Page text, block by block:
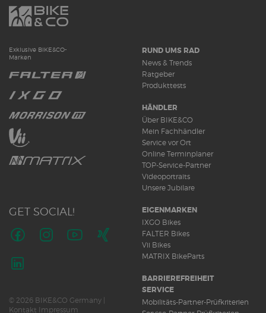
Exklusive BIKE&CO-
Marken
GET SOCIAL!
uns
auf
auf
© 2026 BIKE&CO Germany |
Kontakt Impressum
RUND UMS RAD
News & Trends
Ratgeber
Produkttests
HÄNDLER
Über BIKE&CO
Mein Fachhändler
Service vor Ort
Online Terminplaner
TOP-Service-Partner
Videoportraits
Unsere Jubilare
EIGENMARKEN
IXGO Bikes
FALTER Bikes
Vii Bikes
MATRIX BikeParts
BARRIEREFREIHEIT
SERVICE
Mobilitäts-Partner-Prüfkriterien